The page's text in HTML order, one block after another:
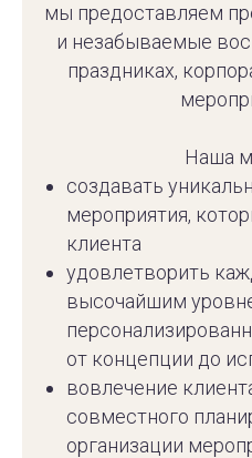
мы предоставляем
и незабываемые
праздниках,
Наша
создавать
мероприятия,
клиента
удовлетворить
высочайшим
от концепции до
вовлечение
совместного
организации